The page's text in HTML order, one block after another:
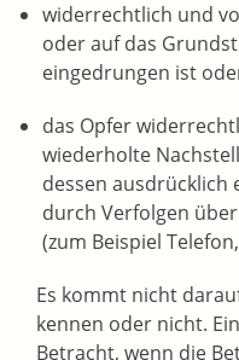
widerrechtlich und
oder auf das
eingedrungen ist
das Opfer
wiederholte
dessen ausdrücklich
durch Verfolgen
(zum Beispiel
Es kommt nicht
kennen oder nicht.
Betracht, wenn die